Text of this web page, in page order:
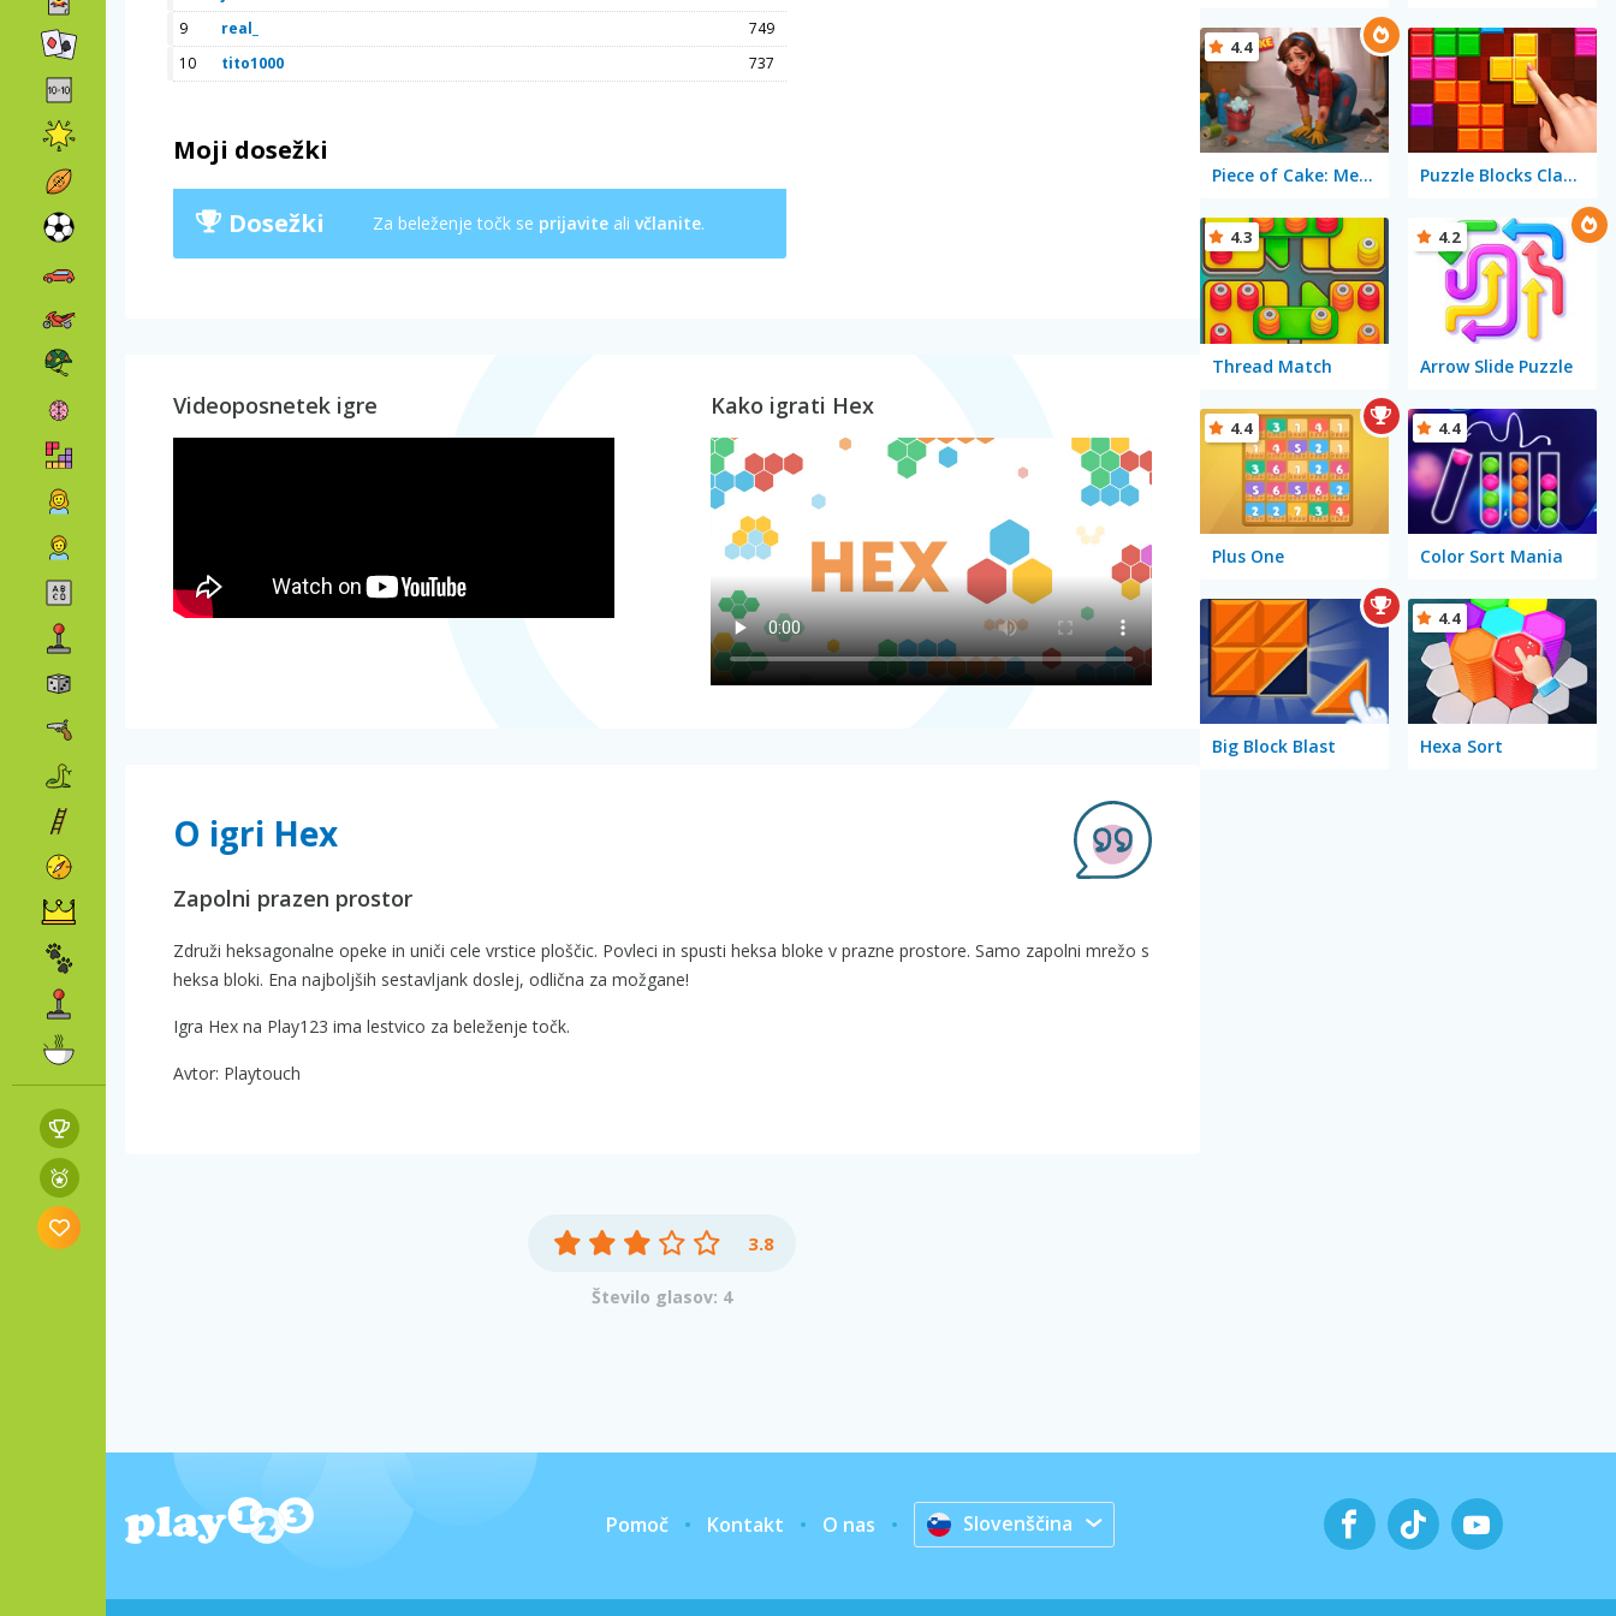
9
real_
749
10
tito1000 737
Moji dosežki
Dosežki Za beleženje točk se prijavite ali včlanite.
Videoposnetek igre Kako igrati Hex
O igri Hex
Zapolni prazen prostor
Združi heksagonalne opeke in uniči cele vrstice ploščic. Povleci in spusti heksa bloke v prazne prostore. Samo zapolni mrežo s
heksa bloki. Ena najboljših sestavljank doslej, odlična za možgane!
Igra Hex na Play123 ima lestvico za beleženje točk.
Avtor: Playtouch
3.8
Število glasov: 4
Piece of Cake: Merge and Bake
4.4
Puzzle Blocks Classic
Thread Match
4.3
Arrow Slide Puzzle
4.2
Plus One
4.4
Color Sort Mania
4.4
Big Block Blast Hexa Sort
4.4
Pomoč Kontakt O nas Slovenščina